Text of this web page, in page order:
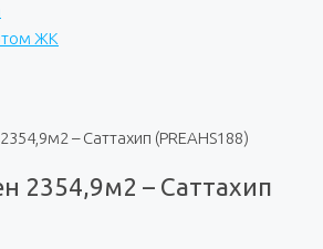
ЖК
– Саттахип (PREAHS188)
2354,9м2 – Саттахип